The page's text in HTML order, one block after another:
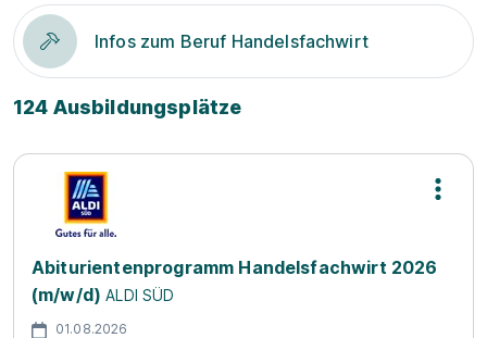
Infos zum Beruf Handelsfachwirt
124 Ausbildungsplätze
Abiturientenprogramm Handelsfachwirt 2026
(m/w/d) ALDI SÜD
01.08.2026